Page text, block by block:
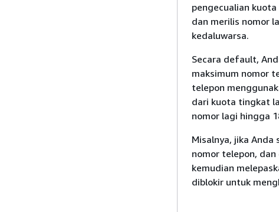
pengecualian
dan merilis nomor
kedaluwarsa.
Secara default,
maksimum nomor
telepon
dari kuota tingkat
nomor lagi hingga
Misalnya, jika
nomor telepon, dan
kemudian
diblokir untuk